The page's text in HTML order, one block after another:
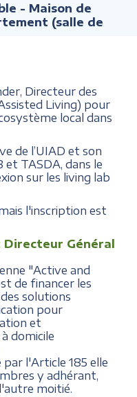
- Maison de
(salle de
Directeur des
Living) pour
local dans
de l’UIAD et son
et TASDA, dans le
sur les living lab
l'inscription est
Directeur Général
"Active and
de financer les
solutions
pour
et
domicile
l'Article 185 elle
y adhérant,
moitié.